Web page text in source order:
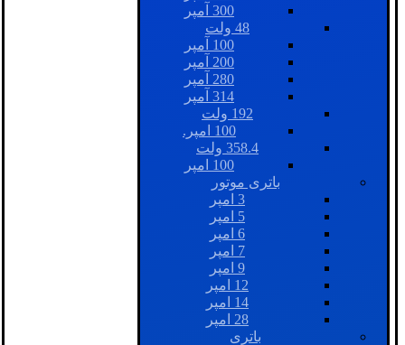
300 آمپر
48 ولت
100 آمپر
200 آمپر
280 آمپر
314 آمپر
192 ولت
100 امپر.
358.4 ولت
100 امپر
باتری موتور
3 امپر
5 امپر
6 امپر
7 امپر
9 امپر
12 امپر
14 امپر
28 امپر
باتری